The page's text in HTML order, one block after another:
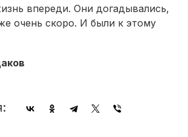
впереди. Они догадывались,
очень скоро. И были к этому